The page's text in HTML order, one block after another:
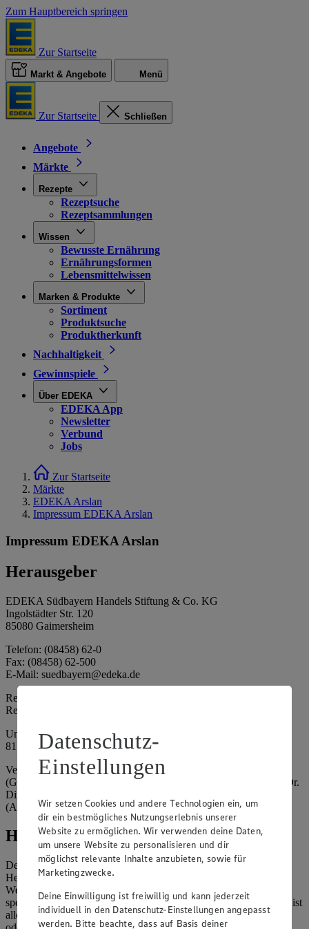
Zum Hauptbereich springen
Zur Startseite
Markt & Angebote Menü
Zur Startseite Schließen
Angebote
Märkte
Rezepte
Rezeptsuche
Rezeptsammlungen
Wissen
Bewusste Ernährung
Ernährungsformen
Lebensmittelwissen
Marken & Produkte
Sortiment
Produktsuche
Produktherkunft
Nachhaltigkeit
Gewinnspiele
Über EDEKA
EDEKA App
Newsletter
Verbund
Jobs
Zur Startseite
Märkte
EDEKA Arslan
Impressum EDEKA Arslan
Impressum EDEKA Arslan
Herausgeber
EDEKA Südbayern Handels Stiftung & Co. KG
Ingolstädter Str. 120
85080 Gaimersheim
Telefon: (08458) 62-0
Fax: (08458) 62-500
E-Mail: suedbayern@edeka.de
Registergericht: Amtsgericht Ingolstadt
Registernummer: HRA 3325
Umsatzsteuer-Identifikationsnummer gem. § 27a UStG: DE
815764015
Vertretungsberechtigte: EDEKA Südbayern Handelsstiftung
(Gesellschafter), Claus Hollinger (Vorstandsmitglied, Sprecher), Dr.
Dirk Eßmann (Vorstandsmitglied), Leo Schwaiberger
(Aufsichtsratsvorsitzender)
Hinweise
Der Inhalt dieser Website ist urheberrechtlich geschützt. Der
Herausgeber gewährt Ihnen jedoch das Recht, den auf dieser
Website bereitgestellten Text ganz oder ausschnittsweise zu
speichern und zu vervielfältigen. Aus Gründen des Urheberrechts ist
allerdings die Speicherung und Vervielfältigung von Bildmaterial
Datenschutz-
Einstellungen
Wir setzen Cookies und andere Technologien ein, um
dir ein bestmögliches Nutzungserlebnis unserer
Website zu ermöglichen. Wir verwenden deine Daten,
um unsere Website zu personalisieren und dir
möglichst relevante Inhalte anzubieten, sowie für
Marketingzwecke.
Deine Einwilligung ist freiwillig und kann jederzeit
individuell in den Datenschutz-Einstellungen angepasst
werden. Bitte beachte, dass auf Basis deiner